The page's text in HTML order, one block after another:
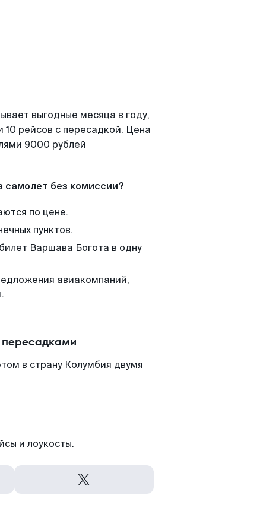
выгодные месяца в году,
рейсов с пересадкой. Цена
9000 рублей
самолет без комиссии?
по цене.
пунктов.
Варшава Богота в одну
авиакомпаний,
в страну Колумбия двумя
и лоукосты.